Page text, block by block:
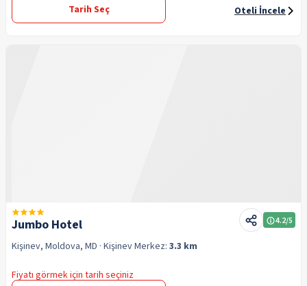
Tarih Seç
Oteli İncele
Jumbo Hotel 4.2/5
Kişinev, Moldova, MD · KişinevMerkez: 3.3 km
Fiyatı görmek için tarih seçiniz